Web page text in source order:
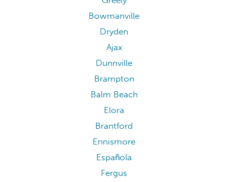
Bowmanville
Dryden
Ajax
Dunnville
Brampton
Balm Beach
Elora
Brantford
Ennismore
Española
Fergus